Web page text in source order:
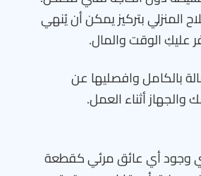
المنزلي بتركيز يمكن أن يُنهي
عليكِ الوقت والمال.
بالكامل وافصليها عن
والجهاز أثناء العمل.
وجود أي عائق مرئي كقطعة